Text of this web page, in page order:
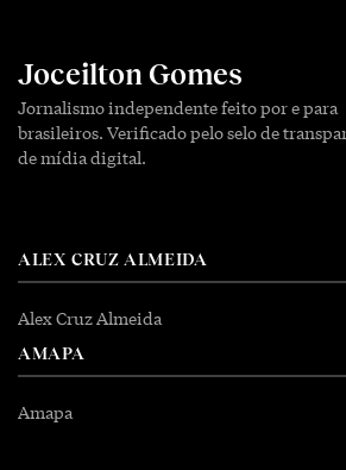
Joceilton Gomes
Jornalismo independente feito por e para
brasileiros. Verificado pelo selo de
de mídia digital.
ALEX CRUZ ALMEIDA
Alex Cruz Almeida
AMAPA
Amapa